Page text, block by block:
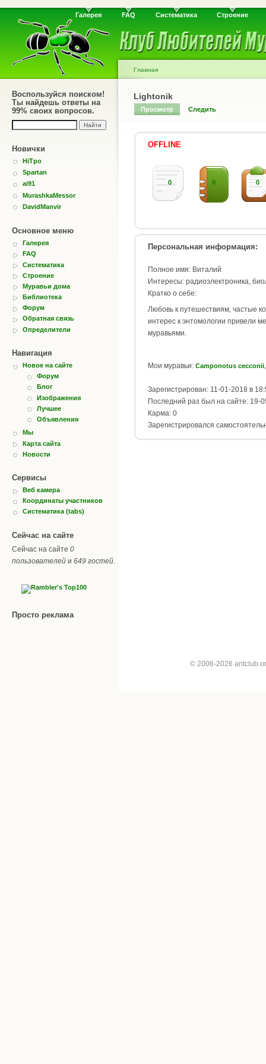
Галерея FAQ Систематика Строение
Воспользуйся поиском!
Ты найдешь ответы на
99% своих вопросов.
Новички
HiTpo
Spartan
ai91
MurashkaMessor
DavidManvir
Основное меню
Галерея
FAQ
Систематика
Строение
Муравьи дома
Библиотека
Форум
Обратная связь
Определители
Навигация
Новое на сайте
Форум
Блог
Изображения
Лучшее
Объявления
Мы
Карта сайта
Новости
Сервисы
Веб камера
Координаты участников
Систематика (tabs)
Сейчас на сайте
Сейчас на сайте 0
пользователей и 649 гостей.
Просто реклама
Главная
Lightonik
Просмотр Следить
OFFLINE
0 0 0
Персональная информация:
Полное имя: Виталий
Интересы: радиоэлектроника,
Кратко о себе:
Любовь к путешествиям, частые
интерес к энтомологии привели
муравьями.
Мои муравьи: Camponotus cecconii
Зарегистрирован: 11-01-2018 в
Последний раз был на сайте: 19-
Карма: 0
Зарегистрировался
© 2006-2026